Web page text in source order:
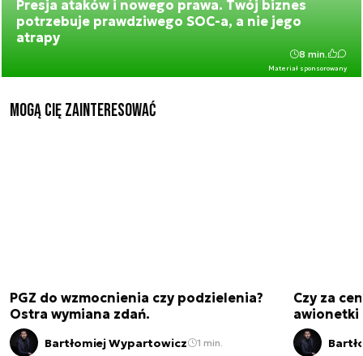
Presja ataków i nowego prawa. Twój biznes
potrzebuje prawdziwego SOC-a, a nie jego
atrapy
Materiał sponsorowany
8 min.
Mogą Cię zainteresować
PGZ do wzmocnienia czy podzielenia?
Ostra wymiana zdań.
Bartłomiej Wypartowicz 1 min.
Czy za
awionetki